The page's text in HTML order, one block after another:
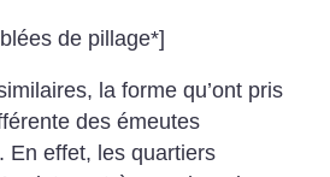
de pillage*]
la forme qu’ont pris
des émeutes
En effet, les quartiers